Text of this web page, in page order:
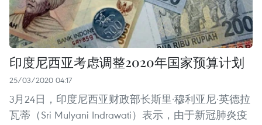
印度尼西亚考虑调整2020年国家预算计划
25/03/2020 04:17
3月24日，印度尼西亚财政部长斯里·穆利亚尼·英德拉
瓦蒂（Sri Mulyani Indrawati）表示，由于新冠肺炎疫